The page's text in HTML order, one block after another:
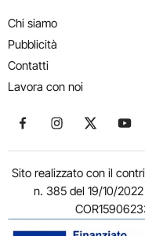
Chi siamo
Pubblicità
Contatti
Lavora con noi
Seguici su Facebook
Seguici su
Seguici
Sito realizzato con il
n. 385 del 19/10/